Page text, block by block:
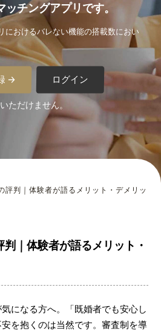
チングアプリです。
におけるバレない機能の搭載数におい
→ ログイン
ただけません。
評判｜体験者が語るメリット・デメリッ
｜体験者が語るメリット・
になる方へ。「既婚者でも安心し
を抱くのは当然です。審査制を導